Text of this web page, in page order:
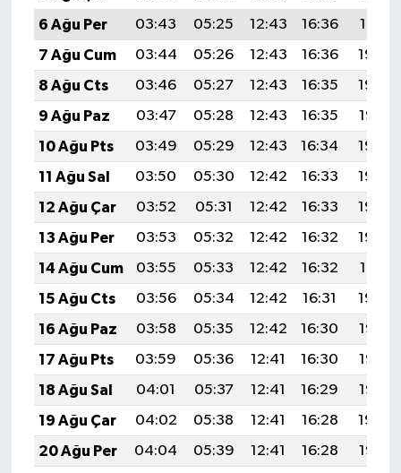
6 Ağu Per
03:43 05:25 12:43 16:36
19:51
7 Ağu Cum
03:44 05:26 12:43 16:36
19:50
8 Ağu Cts
03:46 05:27 12:43 16:35
19:49
9 Ağu Paz
03:47 05:28 12:43 16:35
19:47
10 Ağu Pts
03:49 05:29 12:43 16:34
19:46
11 Ağu Sal
03:50 05:30 12:42 16:33
19:45
12 Ağu Çar
03:52 05:31 12:42 16:33
19:43
13 Ağu Per
03:53 05:32 12:42 16:32
19:42
14 Ağu Cum
03:55 05:33 12:42 16:32
19:41
15 Ağu Cts
03:56 05:34 12:42 16:31
19:39
16 Ağu Paz
03:58 05:35 12:42 16:30
19:38
17 Ağu Pts
03:59 05:36 12:41 16:30
19:36
18 Ağu Sal
04:01 05:37 12:41 16:29
19:35
19 Ağu Çar
04:02 05:38 12:41 16:28
19:34
20 Ağu Per
04:04 05:39 12:41 16:28
19:32
Gaziantep Müftülüğü
Giresun Müftülüğü
Gümüşhane Müftülüğü
Hakkari Müftülüğü
Hatay Müftülüğü
Iğdır Müftülüğü
Isparta Müftülüğü
İstanbul Müftülüğü
İzmir Müftülüğü
Kahramanmaraş Müftülüğü